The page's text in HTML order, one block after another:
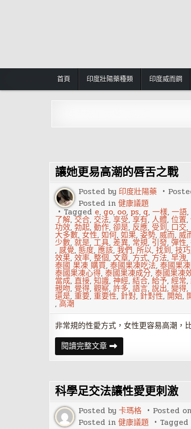
首頁 印度壯陽藥種類 印度威而鋼
讓她更易高潮的唇舌之戰
Posted by 印度壯陽藥
Posted in 健康議題
Tagged e, go, oo, ps, q, 一樣, 一語,
了解,交合, 交法, 享受,享有, 人體, 位置,
功效, 勃起, 動作, 卻是, 反應, 受到, 口交,
大多數,女性,如何,如果,姿勢,威而,威
少數,就是,工具,差異,常規,引發,彈性,
, 感覺,態度, 應該, 我們,所以,找到,技巧
效果,效率,整個,文章,方式, 方法, 早洩,
泰國 果凍 購買,泰國果凍吃法,泰國果
泰國果凍心得,泰國果凍成分, 泰國果凍
當成,直接, 知識,神經,結合,給予,經常,
親吻, 覺得, 觀察, 許多, 語言, 說出, 變得,
還是, 重要, 重要性, 針對,針對性,開始,
,高潮
非常規的性愛方式，女性更容易高潮，
閱讀完整文章讓
她
更
潮
的
唇
舌
之
戰
科學足交法讓性愛更刺激
Posted by 卡瑪格 Posted on
Posted in 健康議題 Tagged